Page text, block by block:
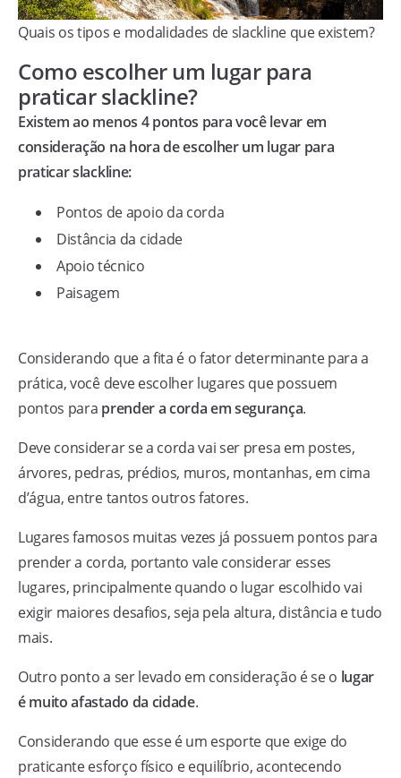
Quais os tipos e modalidades de slackline que existem?
Como escolher um lugar para
praticar slackline?
Existem ao menos 4 pontos para você levar em
consideração na hora de escolher um lugar para
praticar slackline:
Pontos de apoio da corda
Distância da cidade
Apoio técnico
Paisagem
Considerando que a fita é o fator determinante para a
prática, você deve escolher lugares que possuem
pontos para prender a corda em segurança.
Deve considerar se a corda vai ser presa em postes,
árvores, pedras, prédios, muros, montanhas, em cima
d’água, entre tantos outros fatores.
Lugares famosos muitas vezes já possuem pontos para
prender a corda, portanto vale considerar esses
lugares, principalmente quando o lugar escolhido vai
exigir maiores desafios, seja pela altura, distância e tudo
mais.
Outro ponto a ser levado em consideração é se o lugar
é muito afastado da cidade.
Considerando que esse é um esporte que exige do
praticante esforço físico e equilíbrio, acontecendo